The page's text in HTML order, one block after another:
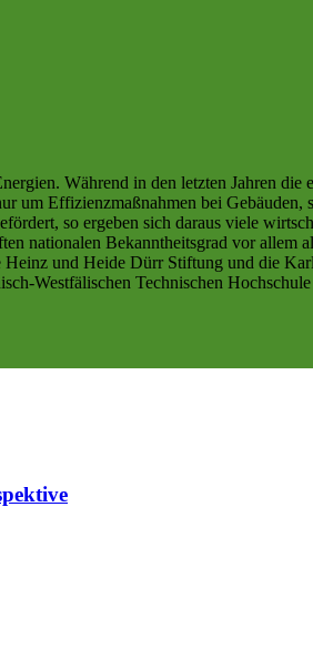
Während in den letzten Jahren
Effizienzmaßnahmen bei
so ergeben sich daraus viele
nationalen Bekanntheitsgrad vor allem
und Heide Dürr Stiftung und die
Westfälischen Technischen